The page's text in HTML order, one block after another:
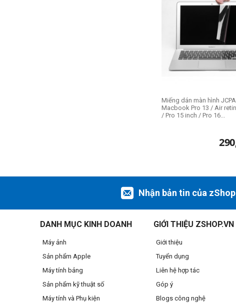
Miếng dán màn hình
Macbook Pro 13 / Air
/ Pro 15 inch / Pro 16...
Nhận bản tin của zShop
DANH MỤC KINH DOANH
Máy ảnh
Sản phẩm Apple
Máy tính bảng
Sản phẩm kỹ thuật số
Máy tính và Phụ kiện
GIỚI THIỆU ZSHOP.VN
Giới thiệu
Tuyển dụng
Liên hệ hợp tác
Góp ý
Blogs công nghệ